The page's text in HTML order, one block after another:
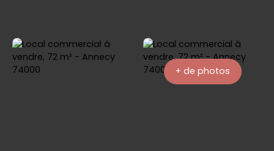
+ de photos